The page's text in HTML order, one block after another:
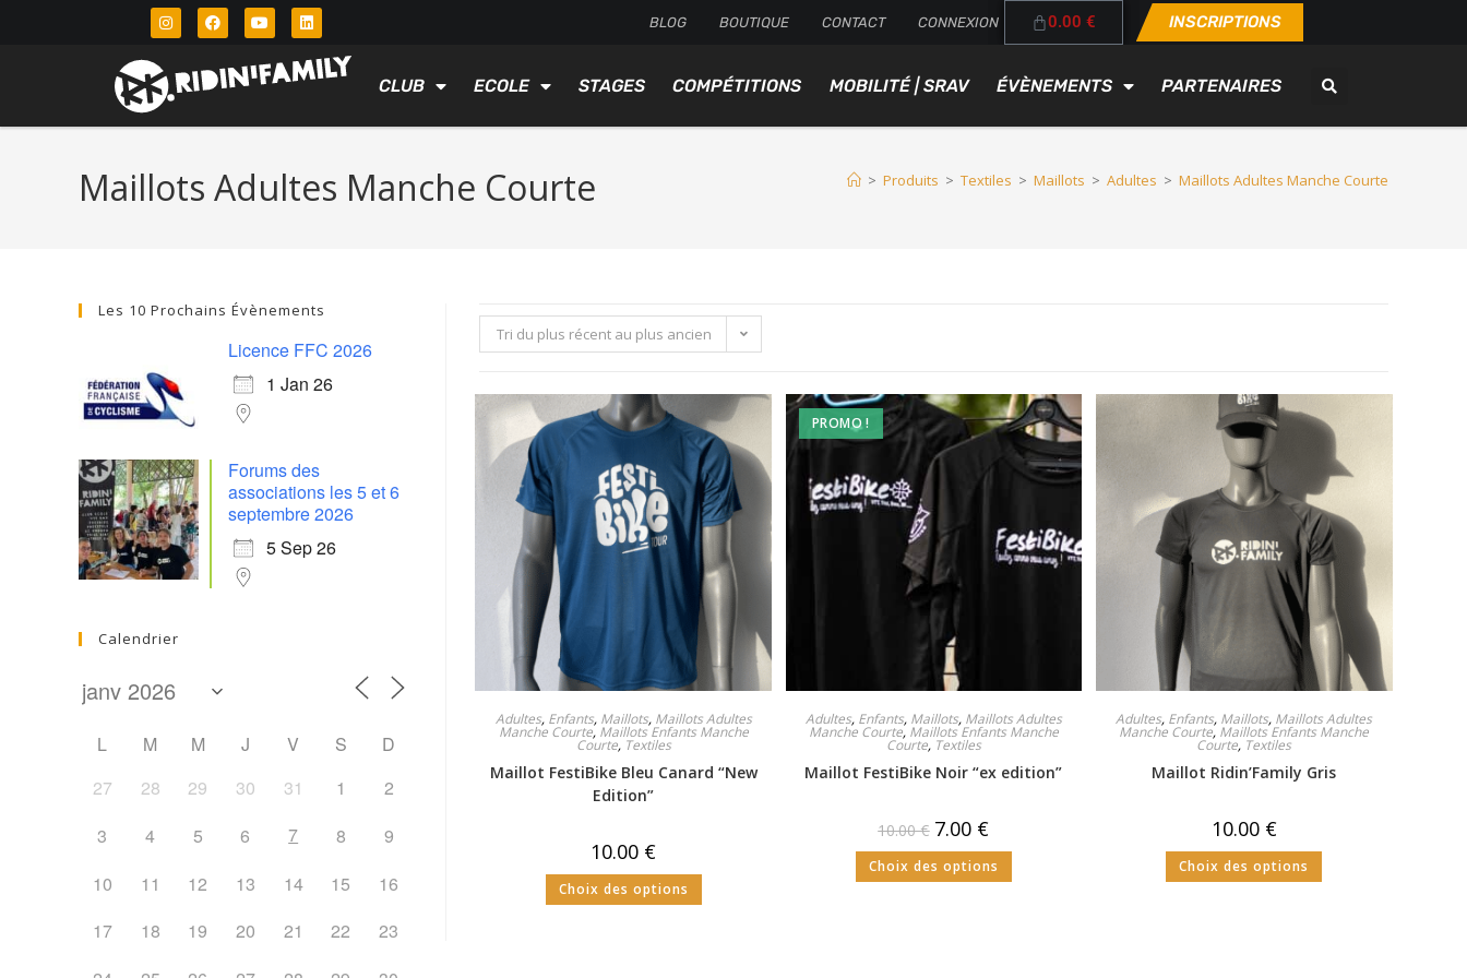
BLOG BOUTIQUE CONTACT CONNEXION 0.00€ INSCRIPTIONS
CLUB ECOLE STAGES COMPÉTITIONS MOBILITÉ | SRAV ÉVÈNEMENTS PARTENAIRES
Maillots Adultes Manche Courte > Produits > Textiles > Maillots > Adultes > Maillots Adultes Manche Courte
Tri du plus récent au plus ancien
Adultes, Enfants, Maillots, Maillots Adultes
Manche Courte, Maillots Enfants Manche
Courte, Textiles
Maillot FestiBike Bleu Canard “New
Edition”
10.00 €
Choix des options
PROMO !
Adultes, Enfants, Maillots, Maillots Adultes
Manche Courte, Maillots Enfants Manche
Courte, Textiles
Maillot FestiBike Noir “ex edition”
10.00€ 7.00 €
Choix des options
Adultes, Enfants, Maillots, Maillots Adultes
Manche Courte, Maillots Enfants Manche
Courte, Textiles
Maillot Ridin’Family Gris
10.00 €
Choix des options
Les 10 Prochains Évènements
Licence FFC 2026
1 Jan 26
Forums des
associations les 5 et 6
septembre 2026
5 Sep 26
Calendrier
L M M J V S
D
27
28 29 30 31 1
2
3
4 5 6 7 8
9
10
11 12 13 14 15
16
17
18 19 20 21 22
23